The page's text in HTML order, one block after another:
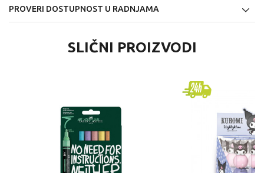
PROVERI DOSTUPNOST U RADNJAMA
SLIČNI PROIZVODI